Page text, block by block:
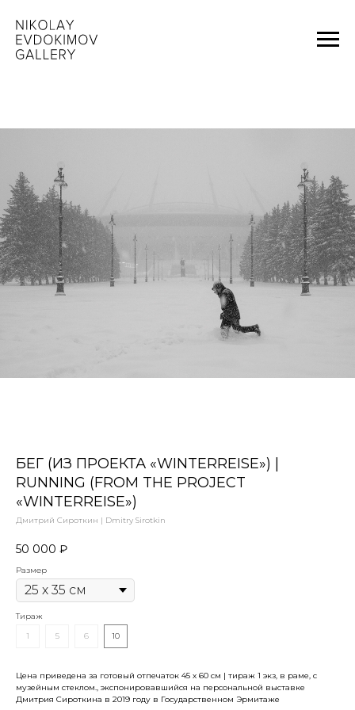
БЕГ (ИЗ ПРОЕКТА «WINTERREISE») |
RUNNING (FROM THE PROJECT
«WINTERREISE»)
Дмитрий Сироткин | Dmitry Sirotkin
50 000 ₽
Размер
Тираж
1
5 6 10
Цена приведена за готовый отпечаток 45 х 60 см | тираж 1 экз, в раме, с
музейным стеклом., экспонировавшийся на персональной выставке
Дмитрия Сироткина в 2019 году в Государственном Эрмитаже